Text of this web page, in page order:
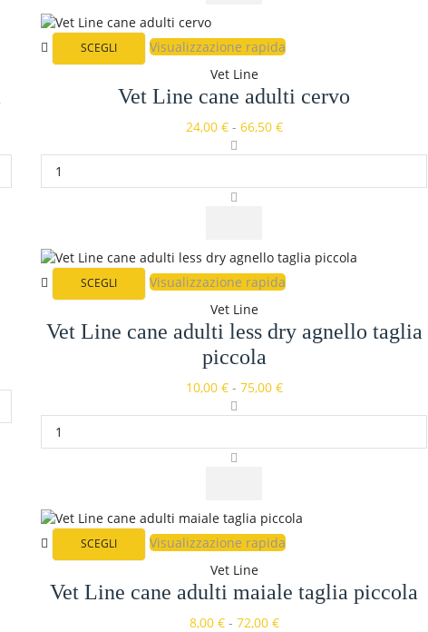
SCEGLI
Visualizzazione rapida
Vet Line
Vet Line cane adulti cervo
24,00 € - 66,50 €
SCEGLI
Visualizzazione rapida
Vet Line
Vet Line cane adulti less dry agnello taglia
piccola
10,00 € - 75,00 €
SCEGLI
Visualizzazione rapida
Vet Line
Vet Line cane adulti maiale taglia piccola
8,00 € - 72,00 €